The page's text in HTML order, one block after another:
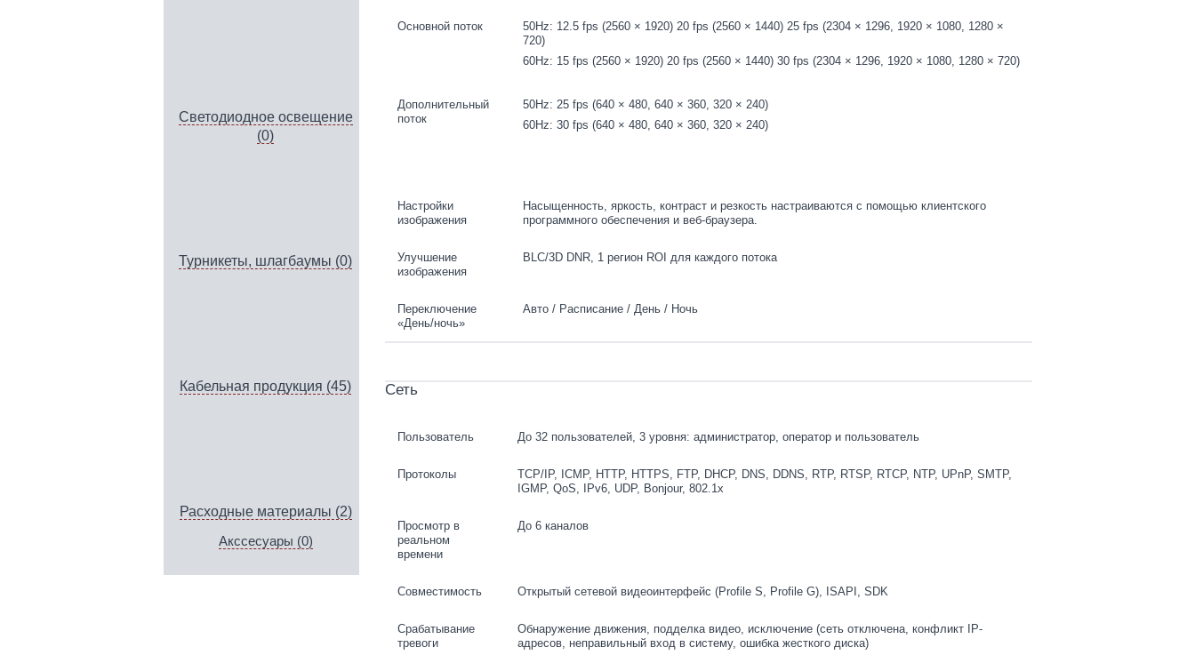
Светодиодное освещение
(0)
Турникеты, шлагбаумы (0)
Кабельная продукция (45)
Расходные материалы (2)
Акссесуары (0)
Основной поток
50Hz: 12.5 fps (2560 × 1920) 20 fps (2560 × 1440) 25 fps (2304 × 1296, 1920 × 1080, 1280 ×
720)
60Hz: 15 fps (2560 × 1920) 20 fps (2560 × 1440) 30 fps (2304 × 1296, 1920 × 1080, 1280 × 720)
Дополнительный
поток
50Hz: 25 fps (640 × 480, 640 × 360, 320 × 240)
60Hz: 30 fps (640 × 480, 640 × 360, 320 × 240)
Настройки
изображения
Насыщенность, яркость, контраст и резкость настраиваются с помощью клиентского
программного обеспечения и веб-браузера.
Улучшение
изображения
BLC/3D DNR, 1 регион ROI для каждого потока
Переключение
«День/ночь»
Авто / Расписание / День / Ночь
Сеть
Пользователь До 32 пользователей, 3 уровня: администратор, оператор и пользователь
Протоколы
TCP/IP, ICMP, HTTP, HTTPS, FTP, DHCP, DNS, DDNS, RTP, RTSP, RTCP, NTP, UPnP, SMTP,
IGMP, QoS, IPv6, UDP, Bonjour, 802.1x
Просмотр в
реальном
времени
До 6 каналов
Совместимость Открытый сетевой видеоинтерфейс (Profile S, Profile G), ISAPI, SDK
Срабатывание
тревоги
Обнаружение движения, подделка видео, исключение (сеть отключена, конфликт IP-
адресов, неправильный вход в систему, ошибка жесткого диска)